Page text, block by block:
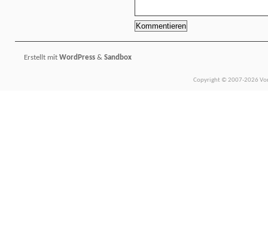
Erstellt mit WordPress & Sandbox
Copyright © 2007-2026